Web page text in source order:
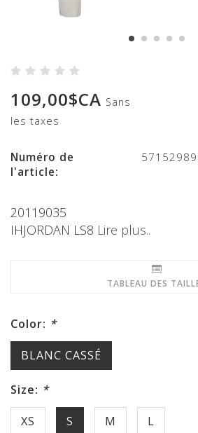
109,00$CA Sans
les taxes
Numéro de
l'article:
20119035
IHJORDAN LS8 Lire plus..
TABLEAU DES
Color: *
BLANC CASSÉ
Size: *
XS S M L